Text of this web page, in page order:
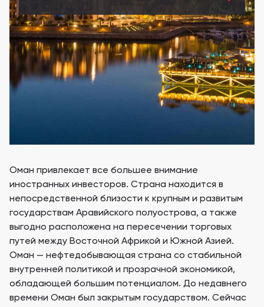
Wadi Zaha
Wadi Zaha, Султан Хайтам-Сити
Sunrise Heaven
Sunrise Heaven
Маскат
Wadi Zaha
Wadi Zaha, Султан Хайтам-Сити
Trump International
Trump International
Оман
Wadi Zaha
Wadi Zaha, Султан Хайтам-Сити
Lamar Residences
Lamar Residences,
Sunrise Heaven
Development
Застройщики 11
ПОКАЗАТЬ ВСЕ
Оман привлекает все большее внимание
иностранных инвесторов. Страна находится в
непосредственной близости к крупным и развитым
государствам Аравийского полуострова, а также
выгодно расположена на пересечении торговых
путей между Восточной Африкой и Южной Азией.
Оман — нефтедобывающая страна со стабильной
внутренней политикой и прозрачной экономикой,
обладающей большим потенциалом. До недавнего
времени Оман был закрытым государством. Сейчас